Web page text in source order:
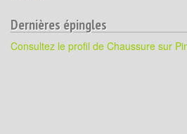
Dernières épingles
Consultez le profil de Chaussure sur